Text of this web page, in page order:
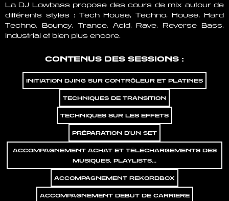
La DJ Lowbass propose des cours de mix autour de
différents styles : Tech House, Techno, House, Hard
Techno, Bouncy, Trance, Acid, Rave, Reverse Bass,
Industrial et bien plus encore.
CONTENUS DES SESSIONS :
INITIATION DJING SUR CONTRÔLEUR ET PLATINES
TECHNIQUES DE TRANSITION
TECHNIQUES SUR LES EFFETS
PRÉPARATION D'UN SET
ACCOMPAGNEMENT ACHAT ET TÉLÉCHARGEMENTS DES
MUSIQUES, PLAYLISTS...
ACCOMPAGNEMENT REKORDBOX
ACCOMPAGNEMENT DÉBUT DE CARRIÈRE